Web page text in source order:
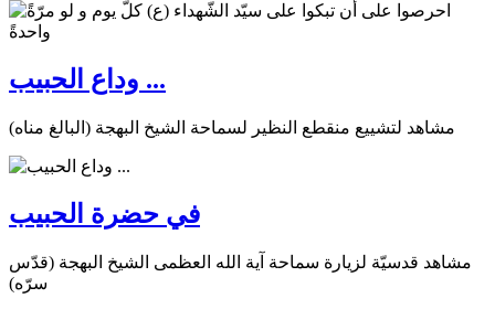
وداع الحبيب ...
مشاهد لتشييع منقطع النظير لسماحة الشيخ البهجة (البالغ مناه)
في حضرة الحبيب
مشاهد قدسيّة لزيارة سماحة آية الله العظمى الشيخ البهجة (قدّس
سرّه)